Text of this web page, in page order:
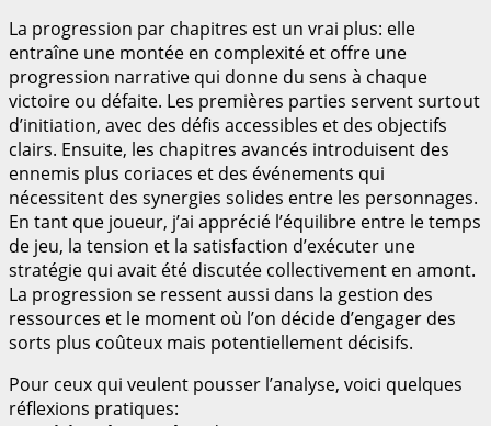
La progression par chapitres est un vrai plus: elle
entraîne une montée en complexité et offre une
progression narrative qui donne du sens à chaque
victoire ou défaite. Les premières parties servent surtout
d’initiation, avec des défis accessibles et des objectifs
clairs. Ensuite, les chapitres avancés introduisent des
ennemis plus coriaces et des événements qui
nécessitent des synergies solides entre les personnages.
En tant que joueur, j’ai apprécié l’équilibre entre le temps
de jeu, la tension et la satisfaction d’exécuter une
stratégie qui avait été discutée collectivement en amont.
La progression se ressent aussi dans la gestion des
ressources et le moment où l’on décide d’engager des
sorts plus coûteux mais potentiellement décisifs.
Pour ceux qui veulent pousser l’analyse, voici quelques
réflexions pratiques: